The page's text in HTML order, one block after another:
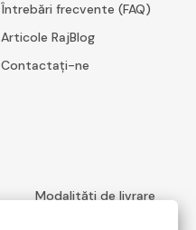
Întrebări frecvente (FAQ)
Articole RajBlog
Contactați-ne
Modalități de livrare